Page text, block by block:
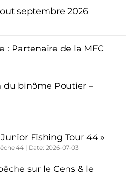
septembre 2026
: Partenaire de la MFC
du binôme Poutier –
Fishing Tour 44 »
44 Date: 2026-07-03
sur le Cens & le